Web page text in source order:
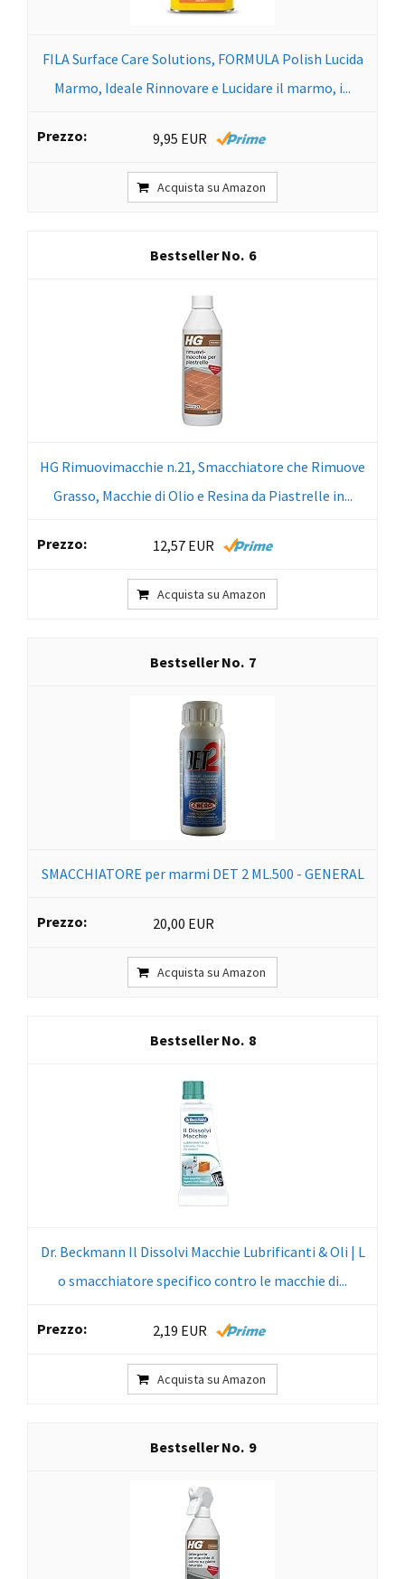
FILA Surface Care Solutions, FORMULA Polish Lucida
Marmo, Ideale Rinnovare e Lucidare il marmo, i...
9,95 EUR
Acquista su Amazon
6
HG Rimuovimacchie n.21, Smacchiatore che Rimuove
Grasso, Macchie di Olio e Resina da Piastrelle in...
12,57 EUR
Acquista su Amazon
7
SMACCHIATORE per marmi DET 2 ML.500 - GENERAL
20,00 EUR
Acquista su Amazon
8
Dr. Beckmann Il Dissolvi Macchie Lubrificanti & Oli | L
o smacchiatore specifico contro le macchie di...
2,19 EUR
Acquista su Amazon
9